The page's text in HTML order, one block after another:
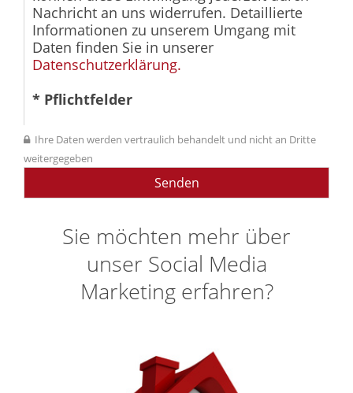
Nachricht an uns widerrufen. Detaillierte
Informationen zu unserem Umgang mit
Daten finden Sie in unserer
Datenschutzerklärung.
* Pflichtfelder
Ihre Daten werden vertraulich behandelt und nicht an Dritte
weitergegeben
Sie möchten mehr über
unser Social Media
Marketing erfahren?